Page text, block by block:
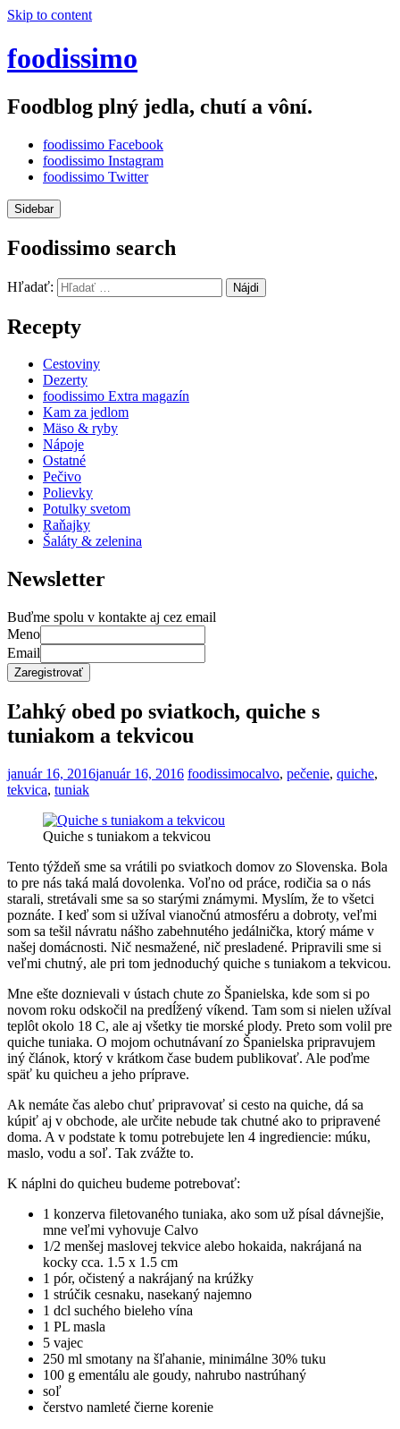
Skip to content
foodissimo
Foodblog plný jedla, chutí a vôní.
foodissimo Facebook
foodissimo Instagram
foodissimo Twitter
Sidebar
Foodissimo search
Hľadať:
Recepty
Cestoviny
Dezerty
foodissimo Extra magazín
Kam za jedlom
Mäso & ryby
Nápoje
Ostatné
Pečivo
Polievky
Potulky svetom
Raňajky
Šaláty & zelenina
Newsletter
Buďme spolu v kontakte aj cez email
Meno
Email
Ľahký obed po sviatkoch, quiche s
tuniakom a tekvicou
január 16, 2016január 16, 2016 foodissimocalvo, pečenie, quiche,
tekvica, tuniak
Quiche s tuniakom a tekvicou
Tento týždeň sme sa vrátili po sviatkoch domov zo Slovenska. Bola
to pre nás taká malá dovolenka. Voľno od práce, rodičia sa o nás
starali, stretávali sme sa so starými známymi. Myslím, že to všetci
poznáte. I keď som si užíval vianočnú atmosféru a dobroty, veľmi
som sa tešil návratu nášho zabehnutého jedálnička, ktorý máme v
našej domácnosti. Nič nesmažené, nič presladené. Pripravili sme si
veľmi chutný, ale pri tom jednoduchý quiche s tuniakom a tekvicou.
Mne ešte doznievali v ústach chute zo Španielska, kde som si po
novom roku odskočil na predĺžený víkend. Tam som si nielen užíval
teplôt okolo 18 C, ale aj všetky tie morské plody. Preto som volil pre
quiche tuniaka. O mojom ochutnávaní zo Španielska pripravujem
iný článok, ktorý v krátkom čase budem publikovať. Ale poďme
späť ku quicheu a jeho príprave.
Ak nemáte čas alebo chuť pripravovať si cesto na quiche, dá sa
kúpiť aj v obchode, ale určite nebude tak chutné ako to pripravené
doma. A v podstate k tomu potrebujete len 4 ingrediencie: múku,
maslo, vodu a soľ. Tak zvážte to.
K náplni do quicheu budeme potrebovať:
1 konzerva filetovaného tuniaka, ako som už písal dávnejšie,
mne veľmi vyhovuje Calvo
1/2 menšej maslovej tekvice alebo hokaida, nakrájaná na
kocky cca. 1.5 x 1.5 cm
1 pór, očistený a nakrájaný na krúžky
1 strúčik cesnaku, nasekaný najemno
1 dcl suchého bieleho vína
1 PL masla
5 vajec
250 ml smotany na šľahanie, minimálne 30% tuku
100 g ementálu ale goudy, nahrubo nastrúhaný
soľ
čerstvo namleté čierne korenie